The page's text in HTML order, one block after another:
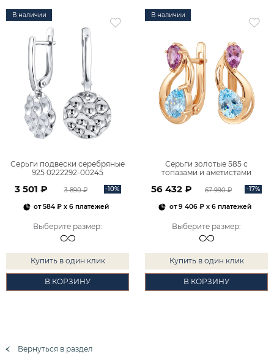
В наличии
Серьги подвески серебряные
925 0222292-00245
3 501 ₽ 3 890 ₽ -10%
от584 ₽ x 6 платежей
Выберите размер:
Купить в один клик
В КОРЗИНУ
В наличии
Серьги золотые 585 с
топазами и аметистами
56 432 ₽ 67 990 ₽ -17%
от9 406 ₽x 6 платежей
Выберите размер:
Купить в один клик
В КОРЗИНУ
Вернуться в раздел